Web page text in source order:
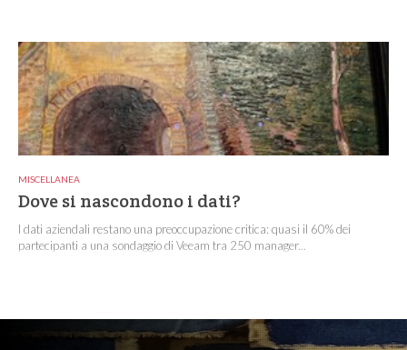
MISCELLANEA
Dove si nascondono i dati?
I dati aziendali restano una preoccupazione critica: quasi il 60% dei
partecipanti a una sondaggio di Veeam tra 250 manager...